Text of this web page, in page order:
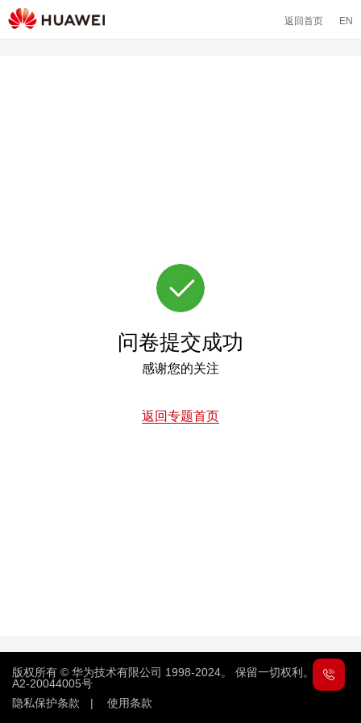
返回首页 EN
问卷提交成功
感谢您的关注
返回专题首页
版权所有 © 华为技术有限公司 1998-2024。 保留一切权利。
粤
A2-20044005号
隐私保护条款
| 使用条款